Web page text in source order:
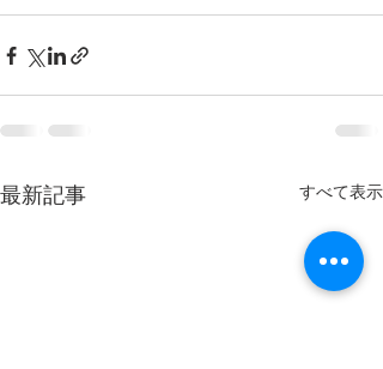
最新記事 すべて表示